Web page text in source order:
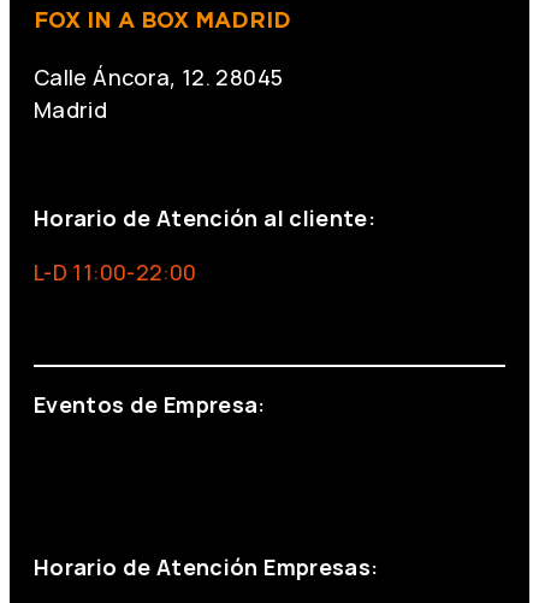
FOX IN A BOX MADRID
Calle Áncora, 12. 28045
Madrid
Horario de Atención al cliente:
L-D 11:00-22:00
Eventos de Empresa:
Horario de Atención Empresas: